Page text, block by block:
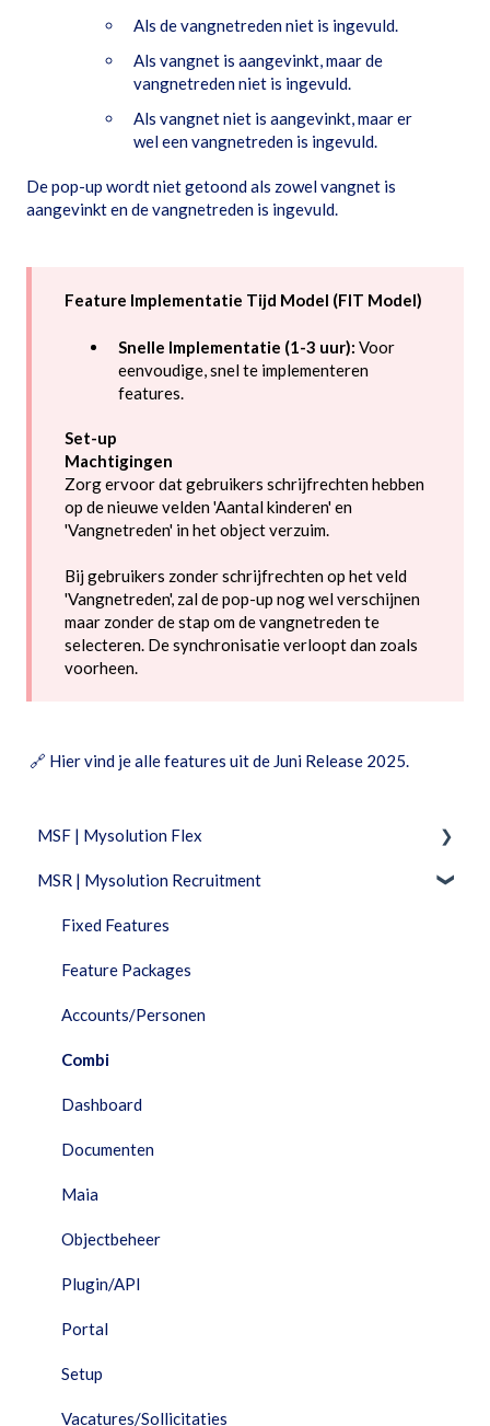
Als de vangnetreden niet is ingevuld.
Als vangnet is aangevinkt, maar de
vangnetreden niet is ingevuld.
Als vangnet niet is aangevinkt, maar er
wel een vangnetreden is ingevuld.
De pop-up wordt niet getoond als zowel vangnet is
aangevinkt en de vangnetreden is ingevuld.
Feature Implementatie Tijd Model (FIT Model)
Snelle Implementatie (1-3 uur): Voor
eenvoudige, snel te implementeren
features.
Set-up
Machtigingen
Zorg ervoor dat gebruikers schrijfrechten hebben
op de nieuwe velden 'Aantal kinderen' en
'Vangnetreden' in het object verzuim.
Bij gebruikers zonder schrijfrechten op het veld
'Vangnetreden', zal de pop-up nog wel verschijnen
maar zonder de stap om de vangnetreden te
selecteren. De synchronisatie verloopt dan zoals
voorheen.
🔗 Hier vind je alle features uit de Juni Release 2025.
MSF | Mysolution Flex
Feature Packages
Beheer
Combi
Documenten
Facturatie
Financieel
HRM
Interfaces
Maia
Performance Dashboard
Planning
Portal
Projecten
MSR | Mysolution Recruitment
Fixed Features
Feature Packages
Accounts/Personen
Combi
Dashboard
Documenten
Maia
Objectbeheer
Plugin/API
Portal
Setup
Vacatures/Sollicitaties